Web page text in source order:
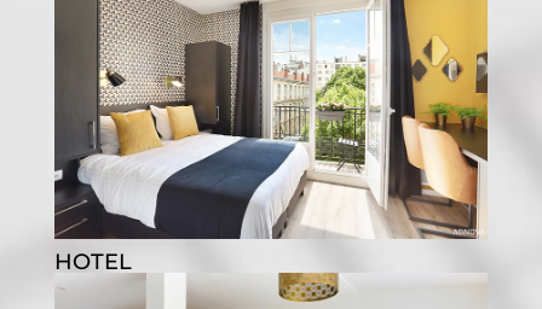
HOTEL